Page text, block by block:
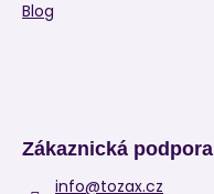
Blog
Zákaznická podpora
info@tozax.cz